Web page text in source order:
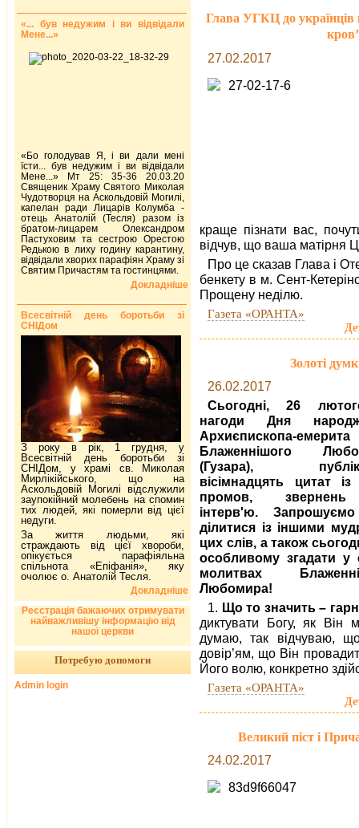
Глава УГКЦ до українців
27.02.2017
краще пізнати вас,
відчув, що ваша матірня
Про це сказав Глава і
бенкету в м. Сент-
Прощену неділю.
Газета «ОРАНТА»
Золоті
26.02.2017
Сьогодні, 26
нагоди Дня
Архиєпископа-емерита
Блаженнішого
(Гузара),
вісімнадцять цитат
промов,
інтерв'ю.
ділитися із іншими
цих слів, а також
особливому згадати у
молитвах
Любомира!
1. Що то значить –
диктувати Богу, як Він
думаю, так відчуваю,
довір’ям, що Він
Його волю, конкретно
Газета «ОРАНТА»
Великий піст і
24.02.2017
«... був недужим і ви відвідали
Мене...»
«Бо голодував Я, і ви дали мені
їсти... був недужим і ви відвідали
Мене...» Мт 25: 35-36 20.03.20
Священик Храму Святого Миколая
Чудотворця на Аскольдовій Могилі,
капелан ради Лицарів Колумба -
отець Анатолій (Тесля) разом із
братом-лицарем Олександром
Пастуховим та сестрою Орестою
Редькою в лиху годину карантину,
відвідали хворих парафіян Храму зі
Святим Причастям та гостинцями.
Докладніше
Всесвітній день боротьби зі
СНІДом
З року в рік, 1 грудня, у
Всесвітній день боротьби зі
СНІДом, у храмі св. Миколая
Мирлікійського, що на
Аскольдовій Могилі відслужили
заупокійний молебень на спомин
тих людей, які померли від цієї
недуги.
За життя людьми, які
страждають від цієї хвороби,
опікується парафіяльна
спільнота «Епіфанія», яку
очолює о. Анатолій Тесля.
Докладніше
Реєстрація бажаючих отримувати
найважливішу інформацію від
нашої церкви
Потребую допомоги
Admin login